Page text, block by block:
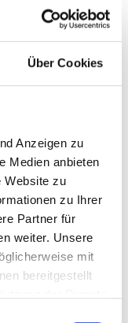
Über Cookies
Anzeigen zu
Medien anbieten
Website zu
zu Ihrer
Partner für
weiter. Unsere
mit
bereitgestellt
sprechen eine
hat, steht das
Wir können es uns
Tag Geld verliert,
dringend benötigt
Hofer.
Hofer einen
das Landesbudget
ihren Facetten